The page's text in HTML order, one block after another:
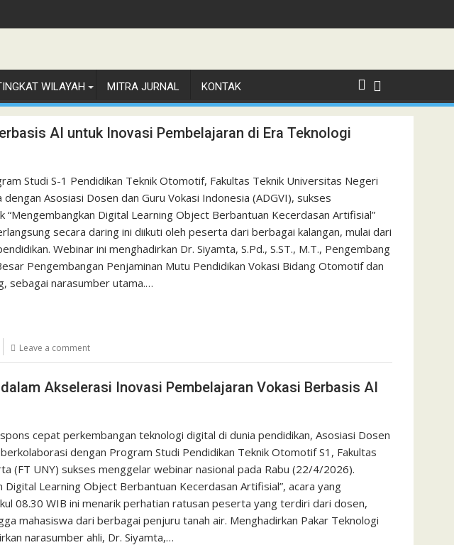
WILAYAH MITRA JURNAL KONTAK
AI untuk Inovasi Pembelajaran di Era Teknologi
Studi S-1 Pendidikan Teknik Otomotif, Fakultas Teknik Universitas Negeri
Asosiasi Dosen dan Guru Vokasi Indonesia (ADGVI), sukses
Digital Learning Object Berbantuan Kecerdasan Artifisial”
secara daring ini diikuti oleh peserta dari berbagai kalangan, mulai dari
Webinar ini menghadirkan Dr. Siyamta, S.Pd., S.ST., M.T., Pengembang
Pengembangan Penjaminan Mutu Pendidikan Vokasi Bidang Otomotif dan
sebagai narasumber utama.…
Leave a comment
Akselerasi Inovasi Pembelajaran Vokasi Berbasis AI
cepat perkembangan teknologi digital di dunia pendidikan, Asosiasi Dosen
dengan Program Studi Pendidikan Teknik Otomotif S1, Fakultas
(FT UNY) sukses menggelar webinar nasional pada Rabu (22/4/2026).
Digital Learning Object Berbantuan Kecerdasan Artifisial”, acara yang
08.30 WIB ini menarik perhatian ratusan peserta yang terdiri dari dosen,
mahasiswa dari berbagai penjuru tanah air. Menghadirkan Pakar Teknologi
narasumber ahli, Dr. Siyamta,…